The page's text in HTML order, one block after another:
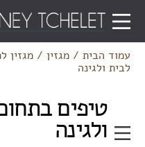
עמוד הבית/ מגזין/ מגזין
לבית ולגינה
טיפים
ולגינה